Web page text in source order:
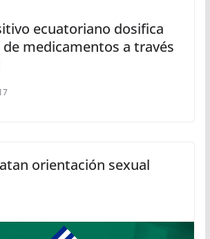
ecuatoriano dosifica
medicamentos a través
orientación sexual